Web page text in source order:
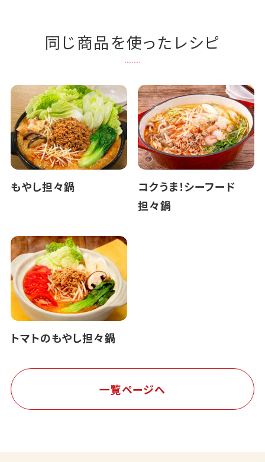
同じ商品を使ったレシピ
もやし担々鍋
コクうま！シーフード
担々鍋
トマトのもやし担々鍋
一覧ページへ